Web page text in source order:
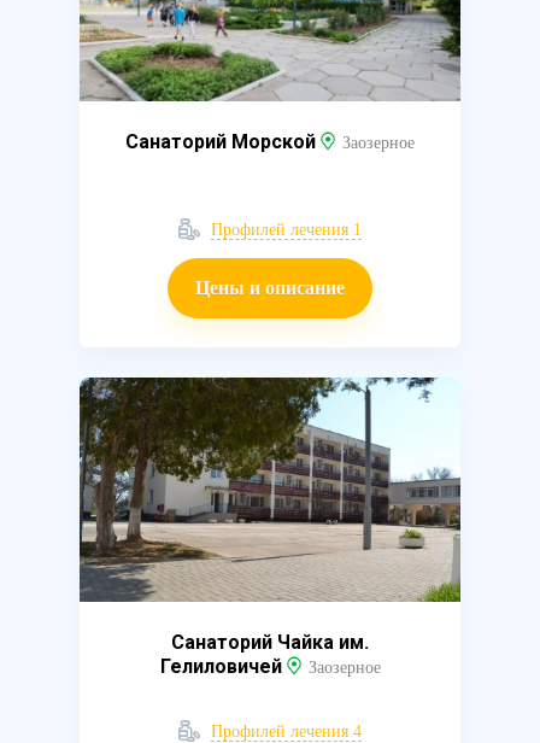
Санаторий Морской Заозерное
Профилей лечения 1
Цены и описание
Санаторий Чайка им.
Гелиловичей
Заозерное
Профилей лечения 4